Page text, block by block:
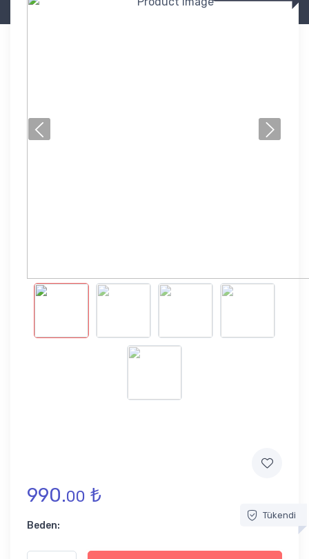
990.00 ₺
Tükendi
Beden: